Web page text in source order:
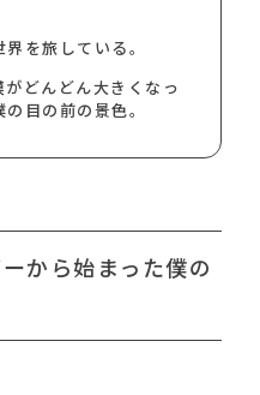
を旅している。
どんどん大きくなっ
目の前の景色。
から始まった僕の